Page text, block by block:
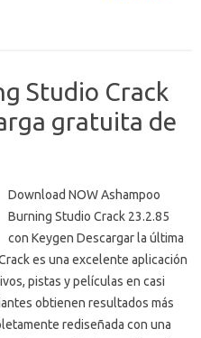
Studio Crack
gratuita de
Download NOW Ashampoo
Burning Studio Crack 23.2.85
con Keygen Descargar la última
es una excelente aplicación
pistas y películas en casi
obtienen resultados más
rediseñada con una